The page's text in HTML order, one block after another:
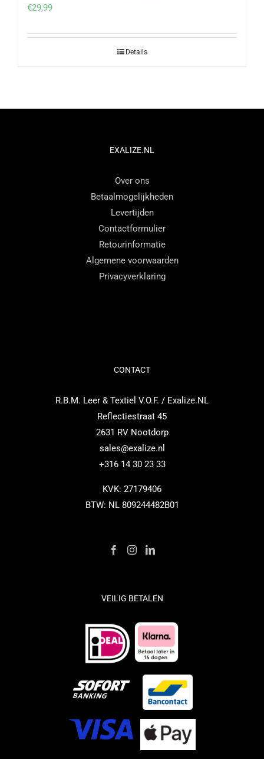
€29,99
Details
EXALIZE.NL
Over ons
Betaalmogelijkheden
Levertijden
Contactformulier
Retourinformatie
Algemene voorwaarden
Privacyverklaring
CONTACT
R.B.M. Leer & Textiel V.O.F. / Exalize.NL
Reflectiestraat 45
2631 RV Nootdorp
sales@exalize.nl
+316 14 30 23 33
KVK: 27179406
BTW: NL 809244482B01
VEILIG BETALEN